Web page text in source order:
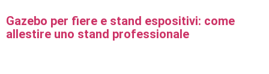
Gazebo per fiere e stand espositivi: come
allestire uno stand professionale